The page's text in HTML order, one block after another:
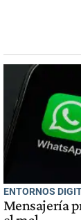
ENTORNOS
Mensajería